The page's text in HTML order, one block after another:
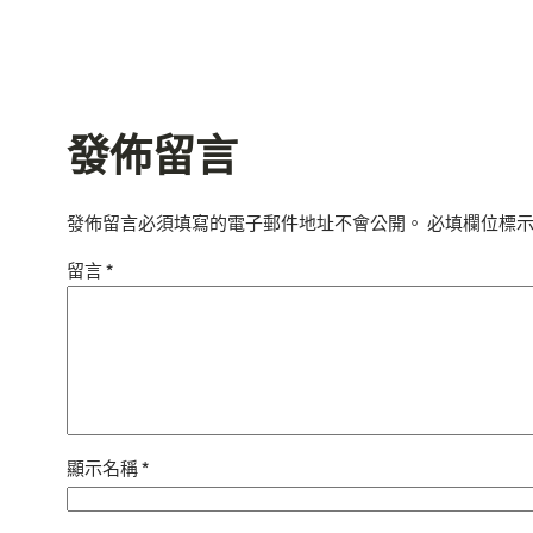
發佈留言
發佈留言必須填寫的電子郵件地址不會公開。 必填欄位標
留言*
顯示名稱*